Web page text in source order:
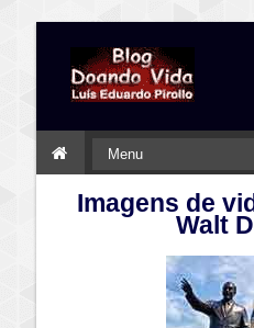
Imagens de
Walt